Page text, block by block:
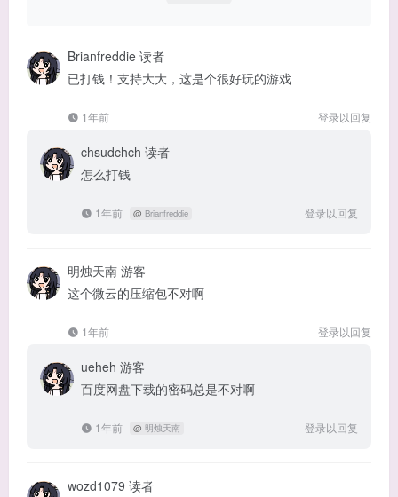
Brianfreddie 读者
已打钱！支持大大，这是个很好玩的游戏
1年前 登录以回复
chsudchch 读者
怎么打钱
1年前 @ Brianfreddie 登录以回复
明烛天南 游客
这个微云的压缩包不对啊
1年前 登录以回复
ueheh 游客
百度网盘下载的密码总是不对啊
1年前 @ 明烛天南 登录以回复
wozd1079 读者